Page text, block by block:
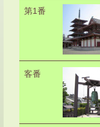
第1番
客番